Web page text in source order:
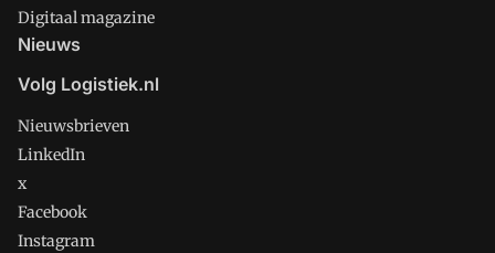
Digitaal magazine
Nieuws
Volg Logistiek.nl
Nieuwsbrieven
LinkedIn
x
Facebook
Instagram